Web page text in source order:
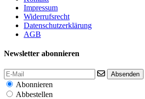
Impressum
Widerrufsrecht
Datenschutzerklärung
AGB
Newsletter abonnieren
Absenden
Abonnieren
Abbestellen